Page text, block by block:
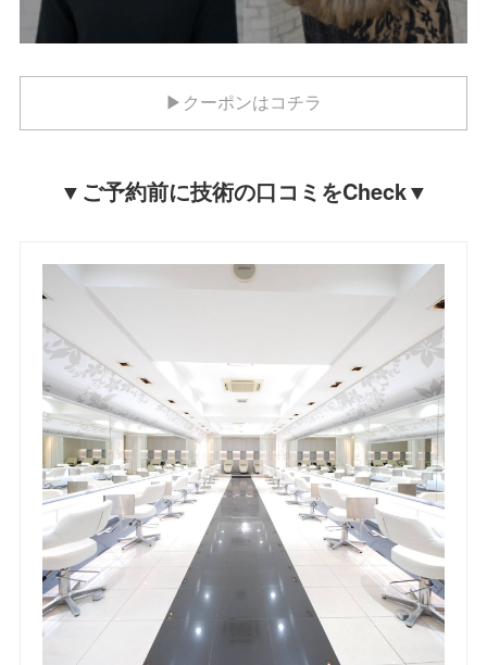
▶クーポンはコチラ
▼ご予約前に技術の口コミをCheck▼